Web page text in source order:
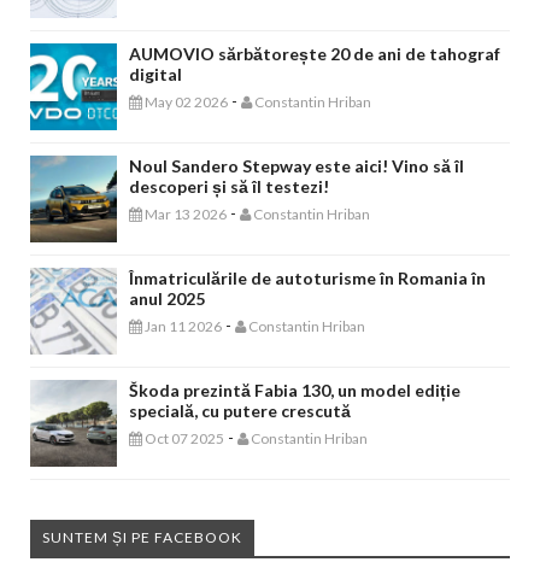
AUMOVIO sărbătorește 20 de ani de tahograf
digital
May 02 2026 - Constantin Hriban
Noul Sandero Stepway este aici! Vino să îl
descoperi și să îl testezi!
Mar 13 2026 - Constantin Hriban
Înmatriculările de autoturisme în Romania în
anul 2025
Jan 11 2026 - Constantin Hriban
Škoda prezintă Fabia 130, un model ediție
specială, cu putere crescută
Oct 07 2025 - Constantin Hriban
SUNTEM ȘI PE FACEBOOK